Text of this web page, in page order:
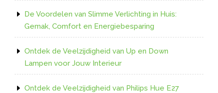
De Voordelen van Slimme Verlichting in Huis:
Gemak, Comfort en Energiebesparing
Ontdek de Veelzijdigheid van Up en Down
Lampen voor Jouw Interieur
Ontdek de Veelzijdigheid van Philips Hue E27